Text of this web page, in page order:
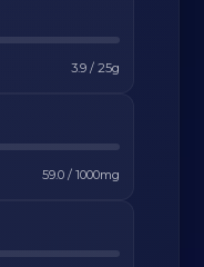
3.9/ 25g
59.0/ 1000mg